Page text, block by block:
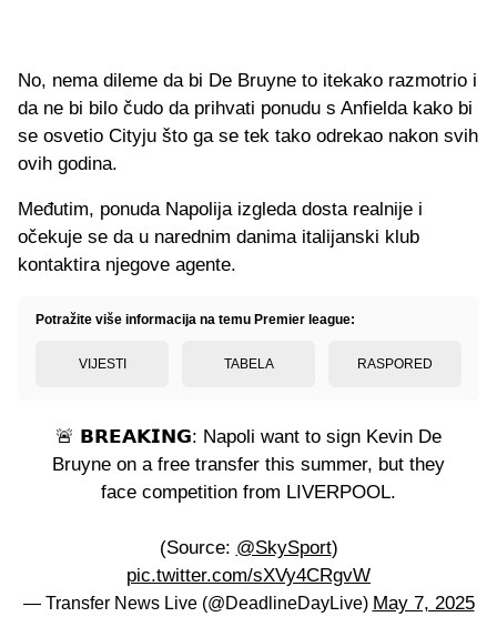
No, nema dileme da bi De Bruyne to itekako razmotrio i
da ne bi bilo čudo da prihvati ponudu s Anfielda kako bi
se osvetio Cityju što ga se tek tako odrekao nakon svih
ovih godina.
Međutim, ponuda Napolija izgleda dosta realnije i
očekuje se da u narednim danima italijanski klub
kontaktira njegove agente.
Potražite više informacija na temu Premier league:
VIJESTI TABELA RASPORED
🚨 𝗕𝗥𝗘𝗔𝗞𝗜𝗡𝗚: Napoli want to sign Kevin De
Bruyne on a free transfer this summer, but they
face competition from LIVERPOOL.
(Source: @SkySport)
pic.twitter.com/sXVy4CRgvW
— Transfer News Live (@DeadlineDayLive) May 7, 2025